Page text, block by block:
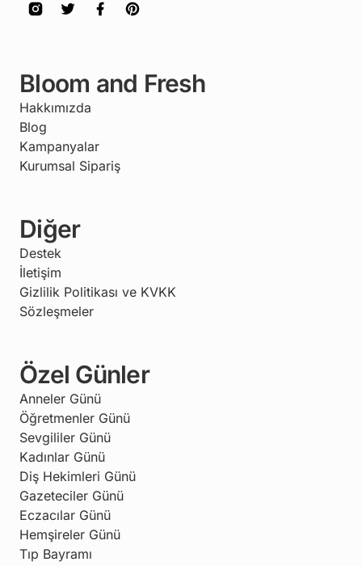
Bloom and Fresh
Hakkımızda
Blog
Kampanyalar
Kurumsal Sipariş
Diğer
Destek
İletişim
Gizlilik Politikası ve KVKK
Sözleşmeler
Özel Günler
Anneler Günü
Öğretmenler Günü
Sevgililer Günü
Kadınlar Günü
Diş Hekimleri Günü
Gazeteciler Günü
Eczacılar Günü
Hemşireler Günü
Tıp Bayramı